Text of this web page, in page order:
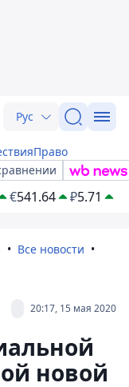
Рус
Право
€541.64 ₽5.71
Все новости
20:17, 15 мая 2020
новой